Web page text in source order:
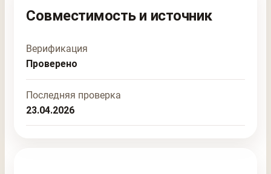
Совместимость и источник
Верификация
Проверено
Последняя проверка
23.04.2026